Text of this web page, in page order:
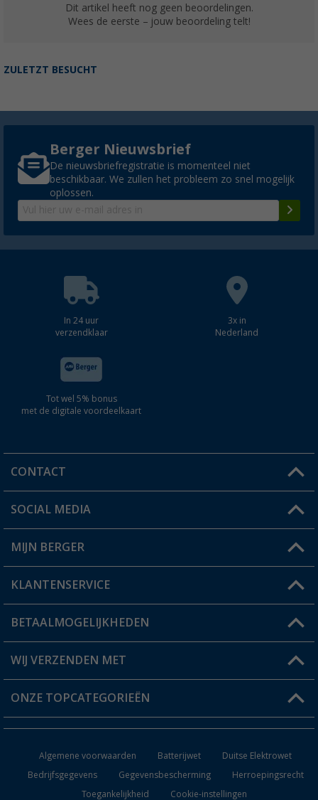
Dit artikel heeft nog geen beoordelingen.
Wees de eerste – jouw beoordeling telt!
ZULETZT BESUCHT
Berger Nieuwsbrief
De nieuwsbriefregistratie is momenteel niet
beschikbaar. We zullen het probleem zo snel mogelijk
oplossen.
In 24 uur
verzendklaar
3x in
Nederland
Tot wel 5% bonus
met de digitale voordeelkaart
CONTACT
Een vraag?
Winkel vinden
SOCIAL MEDIA
MIJN BERGER
Mijn account
Status bestelling
Verlanglijstje
KLANTENSERVICE
FAQ & Contact
Verzendinformatie
Catalogus
BETAALMOGELIJKHEDEN
WIJ VERZENDEN MET
ONZE TOPCATEGORIEËN
Algemene voorwaarden Batterijwet
Duitse Elektrowet
Bedrijfsgegevens
Gegevensbescherming
Herroepingsrecht
Toegankelijkheid
Cookie-instellingen